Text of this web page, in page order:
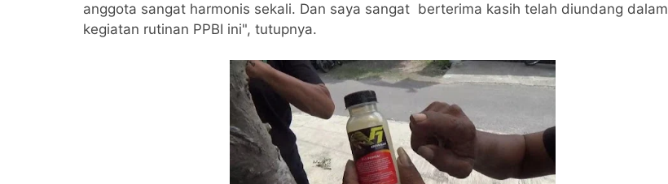
anggota sangat harmonis sekali. Dan saya sangat berterima kasih telah diundang dalam
kegiatan rutinan PPBI ini", tutupnya.